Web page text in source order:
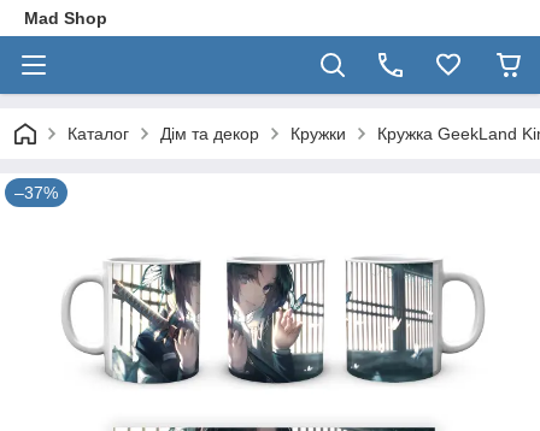
Mad Shop
Каталог Дім та декор Кружки Кружка GeekLand
–37%